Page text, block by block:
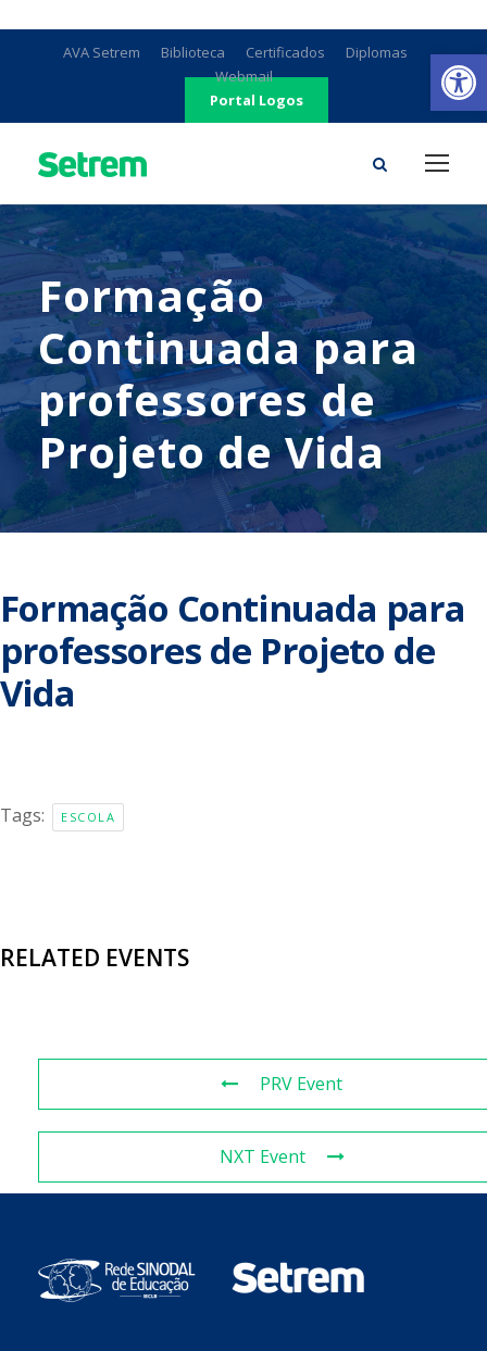
AVA Setrem Biblioteca Certificados
Diplomas
Webmail
Portal Logos
Formação
Continuada para
professores de
Projeto de Vida
Formação Continuada para
professores de Projeto de
Vida
Tags: ESCOLA
RELATED EVENTS
PRV Event
NXT Event